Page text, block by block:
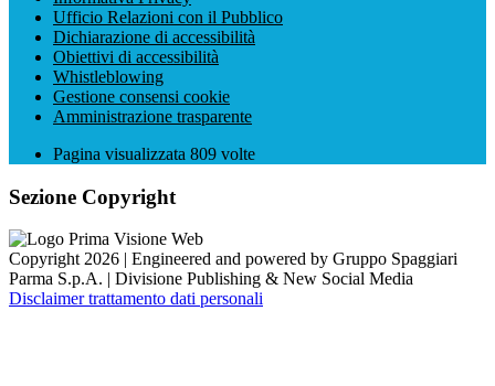
Ufficio Relazioni con il Pubblico
Dichiarazione di accessibilità
Obiettivi di accessibilità
Whistleblowing
Gestione consensi cookie
Amministrazione trasparente
Pagina visualizzata 809 volte
Sezione Copyright
Copyright 2026 | Engineered and powered by Gruppo Spaggiari
Parma S.p.A. | Divisione Publishing & New Social Media
Disclaimer trattamento dati personali